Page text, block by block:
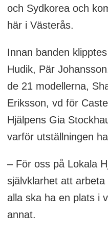
och Sydkorea och
här i Västerås.
Innan banden
Hudik, Pär
de 21 modellerna,
Eriksson, vd för
Hjälpens Gia
varför utställningen
– För oss på Lokala
självklarhet att
alla ska ha en plats i
annat.